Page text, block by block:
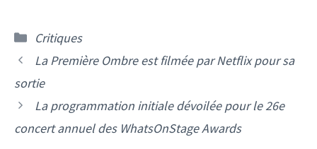
Catégories
Critiques
La Première Ombre est filmée par Netflix pour sa
sortie
La programmation initiale dévoilée pour le 26e
concert annuel des WhatsOnStage Awards